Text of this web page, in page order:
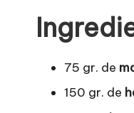
75 gr. de
150 gr. de